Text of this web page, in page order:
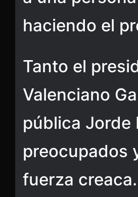
haciendo el
Tanto el
Valenciano
pública Jorde
preocupados
fuerza creaca.